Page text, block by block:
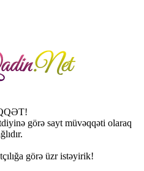
görə sayt müvəqqəti olaraq
görə üzr istəyirik!